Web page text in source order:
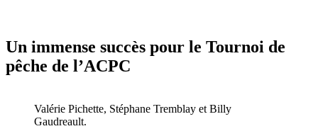
Un immense succès pour le Tournoi de
pêche de l’ACPC
Valérie Pichette, Stéphane Tremblay et Billy
Gaudreault.